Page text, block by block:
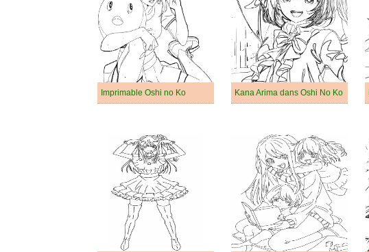
Imprimable Oshi no Ko Kana Arima dans Oshi No Ko